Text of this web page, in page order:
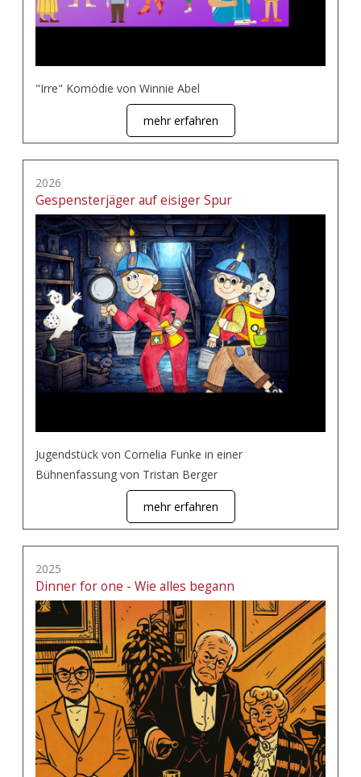
"Irre" Komödie von Winnie Abel
mehr erfahren
2026
Gespensterjäger auf eisiger Spur
Jugendstück von Cornelia Funke in einer
Bühnenfassung von Tristan Berger
mehr erfahren
2025
Dinner for one - Wie alles begann